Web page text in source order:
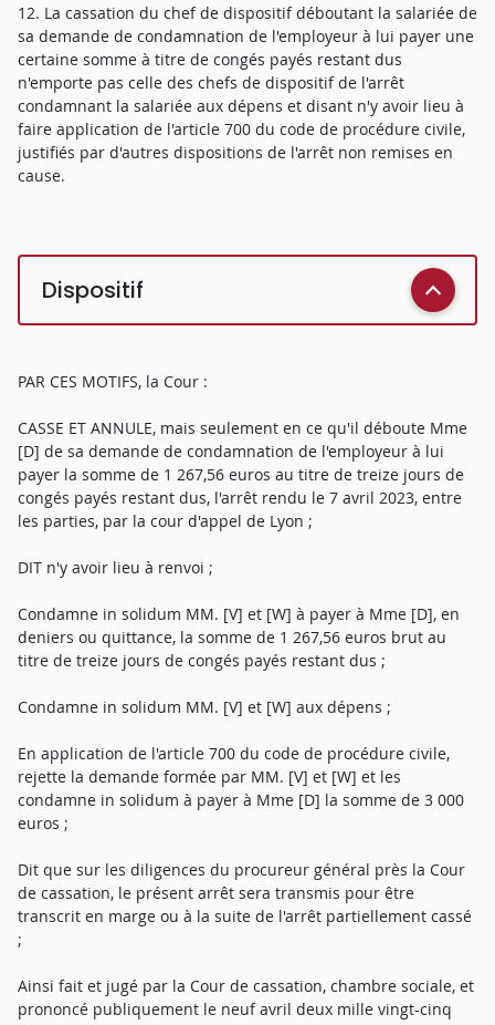
12. La cassation du chef de dispositif déboutant la salariée de
sa demande de condamnation de l'employeur à lui payer une
certaine somme à titre de congés payés restant dus
n'emporte pas celle des chefs de dispositif de l'arrêt
condamnant la salariée aux dépens et disant n'y avoir lieu à
faire application de l'article 700 du code de procédure civile,
justifiés par d'autres dispositions de l'arrêt non remises en
cause.
Dispositif
PAR CES MOTIFS, la Cour :
CASSE ET ANNULE, mais seulement en ce qu'il déboute Mme
[D] de sa demande de condamnation de l'employeur à lui
payer la somme de 1 267,56 euros au titre de treize jours de
congés payés restant dus, l'arrêt rendu le 7 avril 2023, entre
les parties, par la cour d'appel de Lyon ;
DIT n'y avoir lieu à renvoi ;
Condamne in solidum MM. [V] et [W] à payer à Mme [D], en
deniers ou quittance, la somme de 1 267,56 euros brut au
titre de treize jours de congés payés restant dus ;
Condamne in solidum MM. [V] et [W] aux dépens ;
En application de l'article 700 du code de procédure civile,
rejette la demande formée par MM. [V] et [W] et les
condamne in solidum à payer à Mme [D] la somme de 3 000
euros ;
Dit que sur les diligences du procureur général près la Cour
de cassation, le présent arrêt sera transmis pour être
transcrit en marge ou à la suite de l'arrêt partiellement cassé
;
Ainsi fait et jugé par la Cour de cassation, chambre sociale, et
prononcé publiquement le neuf avril deux mille vingt-cinq